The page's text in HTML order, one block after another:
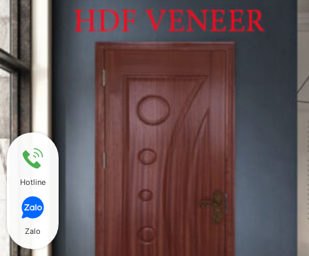
Hotline
Zalo